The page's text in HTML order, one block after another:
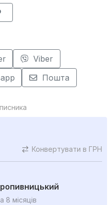
Viber
Пошта
Конвертувати в ГРН
8 місяців